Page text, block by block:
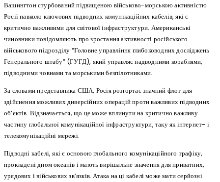
Вашингтон стурбований підвищеною військово-морською активністю
Росії навколо ключових підводних комунікаційних кабелів, які є
критично важливими для світової інфраструктури. Американські
чиновники повідомляють про зростання активності російського
військового підрозділу “Головне управління глибоководних досліджень
Генерального штабу” (ГУГД), який управляє надводними кораблями,
підводними човнами та морськими безпілотниками.
За словами представника США, Росія розгортає значний флот для
здійснення можливих диверсійних операцій проти важливих підводних
об’єктів. Відзначається, що це може вплинути на критично важливу
частину глобальної комунікаційної інфраструктури, таку як інтернет- і
телекомунікаційні мережі.
Підводні кабелі, які є основою глобального комунікаційного трафіку,
прокладені дном океанів і мають вирішальне значення для приватних,
урядових і військових зв’язків. Атака на ці кабелі може мати серйозні